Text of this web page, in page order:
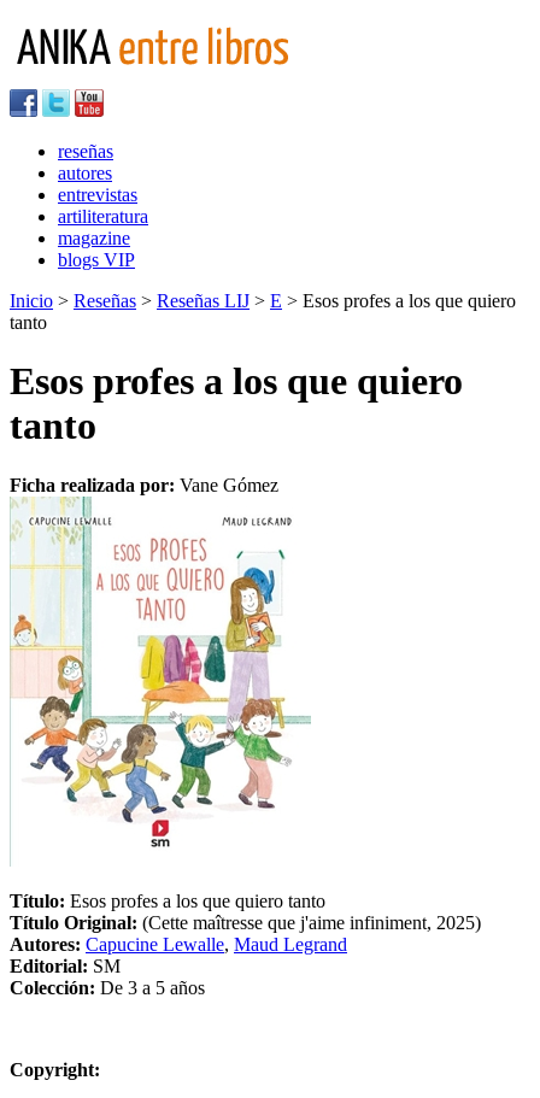
reseñas
autores
entrevistas
artiliteratura
magazine
blogs VIP
Inicio > Reseñas > Reseñas LIJ > E > Esos profes a los que quiero
tanto
Esos profes a los que quiero
tanto
Ficha realizada por: Vane Gómez
Título: Esos profes a los que quiero tanto
Título Original: (Cette maîtresse que j'aime infiniment, 2025)
Autores: Capucine Lewalle, Maud Legrand
Editorial: SM
Colección: De 3 a 5 años
Copyright: